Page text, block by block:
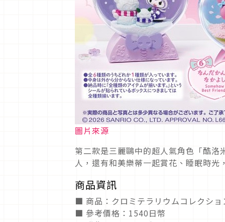
圖片來源
第二款是三麗鷗中的超人氣角色「酷
人，還有和美樂蒂一起賞花、睡眠時
商品資訊
■ 商品：クロミテラリウムコレクシ
■ 參考價格：1540日幣